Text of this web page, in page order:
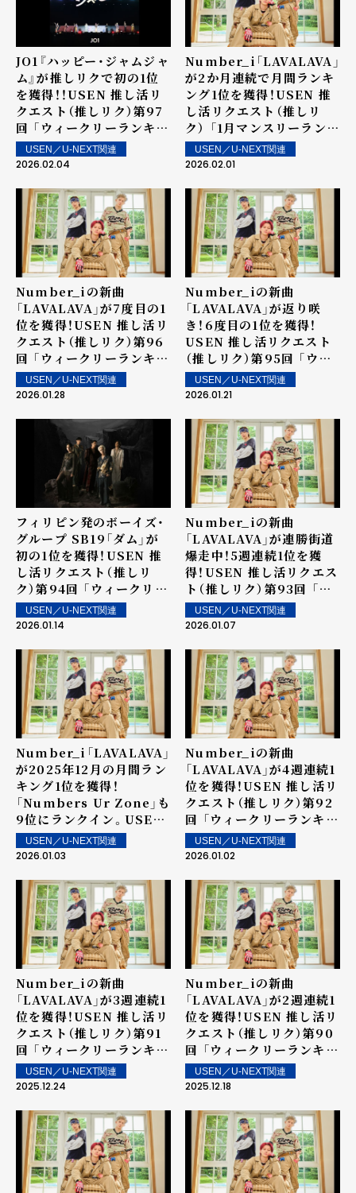
JO1『ハッピー・ジャムジャ
ム』が推しリクで初の1位
を獲得！！USEN 推し活リ
クエスト（推しリク）第97
回 「ウィークリーランキン
グ」を発表！～ 上位ランク
イン楽曲は2月7日（土）よ
USEN／U-NEXT関連
2026.02.04
Number_i「LAVALAVA」
が2か月連続で月間ランキ
ング1位を獲得！USEN 推
し活リクエスト（推しリ
ク） 「1月マンスリーランキ
ング」を発表！
USEN／U-NEXT関連
2026.02.01
Number_iの新曲
「LAVALAVA」が7度目の1
位を獲得！USEN 推し活リ
クエスト（推しリク）第96
回 「ウィークリーランキン
グ」を発表！～ 上位ランク
イン楽曲は1月31日（土）よ
USEN／U-NEXT関連
2026.01.28
Number_iの新曲
「LAVALAVA」が返り咲
き！6度目の1位を獲得！
USEN 推し活リクエスト
（推しリク）第95回 「ウィ
ークリーランキング」を発
表！～ 上位ランクイン楽曲
店内で配信
USEN／U-NEXT関連
2026.01.21
フィリピン発のボーイズ・
グループ SB19「ダム」が
初の1位を獲得！USEN 推
し活リクエスト（推しリ
ク）第94回 「ウィークリー
ランキング」を発表！～ 上
位ランクイン楽曲は1月17
信
USEN／U-NEXT関連
2026.01.14
Number_iの新曲
「LAVALAVA」が連勝街道
爆走中！5週連続1位を獲
得！USEN 推し活リクエス
ト（推しリク）第93回 「ウ
ィークリーランキング」を
発表！～ 上位ランクイン楽
中・店内で配信
USEN／U-NEXT関連
2026.01.07
Number_i「LAVALAVA」
が2025年12月の月間ラン
キング1位を獲得！
「Numbers Ur Zone」も
9位にランクイン。USEN
推し活リクエスト（推しリ
ク） 「12月マンスリーラン
USEN／U-NEXT関連
2026.01.03
Number_iの新曲
「LAVALAVA」が4週連続1
位を獲得！USEN 推し活リ
クエスト（推しリク）第92
回 「ウィークリーランキン
グ」を発表！～ 上位ランク
イン楽曲は明日1月3日
USEN／U-NEXT関連
2026.01.02
Number_iの新曲
「LAVALAVA」が3週連続1
位を獲得！USEN 推し活リ
クエスト（推しリク）第91
回 「ウィークリーランキン
グ」を発表！～ 上位ランク
イン楽曲は街中・店内で配
USEN／U-NEXT関連
2025.12.24
Number_iの新曲
「LAVALAVA」が2週連続1
位を獲得！USEN 推し活リ
クエスト（推しリク）第90
回 「ウィークリーランキン
グ」を発表！～ 上位ランク
イン楽曲は街中・店内で配
USEN／U-NEXT関連
2025.12.18